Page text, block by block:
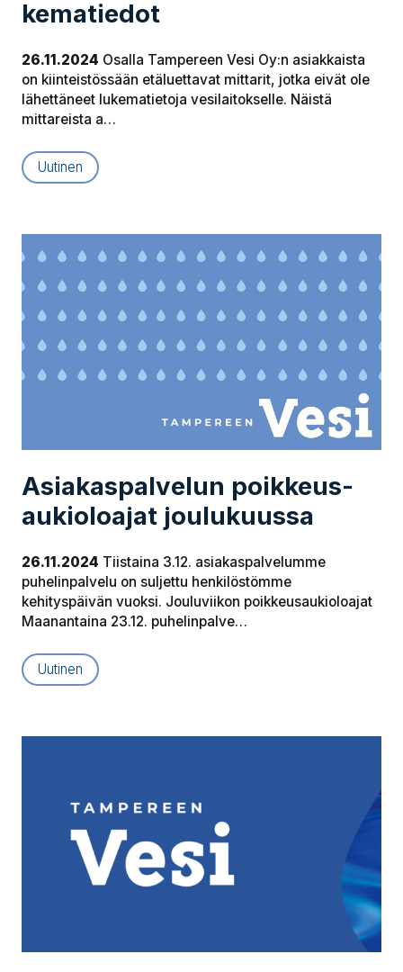
ke­ma­tie­dot
26.11.2024 Osalla Tampereen Vesi Oy:n asiakkaista
on kiinteistössään etäluettavat mittarit, jotka eivät ole
lähettäneet lukematietoja vesilaitokselle. Näistä
mittareista a…
Uutinen
Asia­kas­pal­ve­lun poik­keus­
au­kio­loa­jat joulukuussa
26.11.2024 Tiistaina 3.12. asiakaspalvelumme
puhelinpalvelu on suljettu henkilöstömme
kehityspäivän vuoksi. Jouluviikon poikkeusaukioloajat
Maanantaina 23.12. puhelinpalve…
Uutinen